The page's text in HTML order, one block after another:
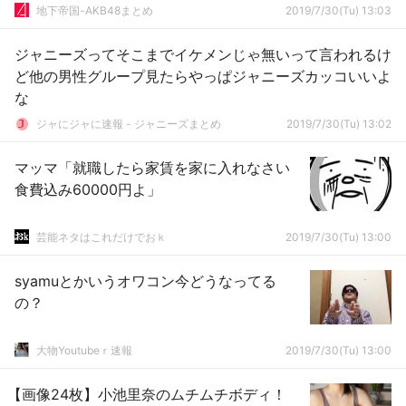
か？地下帝国-AKB48まとめ 2019/7/30(Tu) 13:03
ジャニーズってそこまでイケメンじゃ無いって言われるけ
ど他の男性グループ見たらやっぱジャニーズカッコいいよ
な
ジャにジャに速報 - ジャニーズまとめ 2019/7/30(Tu) 13:02
マッマ「就職したら家賃を家に入れなさい
食費込み60000円よ」
芸能ネタはこれだけでおｋ 2019/7/30(Tu) 13:00
syamuとかいうオワコン今どうなってる
の？
大物Youtubeｒ速報 2019/7/30(Tu) 13:00
【画像24枚】小池里奈のムチムチボディ！